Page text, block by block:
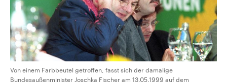
Von einem Farbbeutel getroffen, fasst sich der damalige
Bundesaußenminister Joschka Fischer am 13.05.1999 auf dem